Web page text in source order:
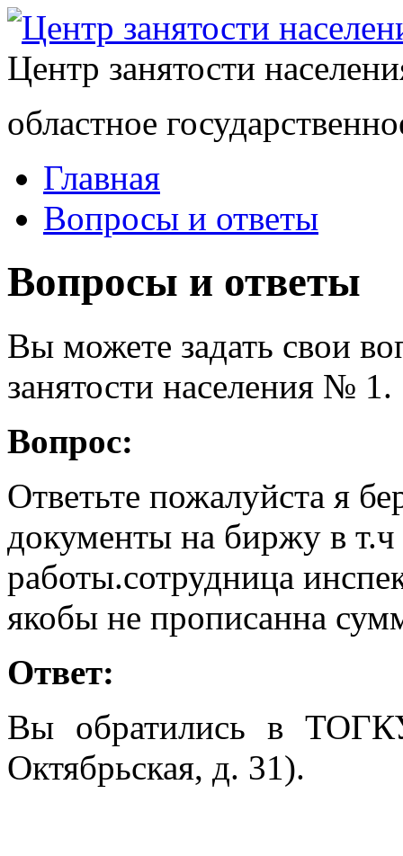
Центр занятости
областное
Главная
Вопросы и ответы
Вопросы и ответы
Вы можете задать свои
занятости населения № 1.
Вопрос:
Ответьте пожалуйста я
документы на биржу в т.ч
работы.сотрудница
якобы не прописанна
Ответ:
Вы обратились в
Октябрьская, д. 31).